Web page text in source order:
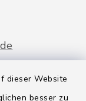
dieser Website
besser zu